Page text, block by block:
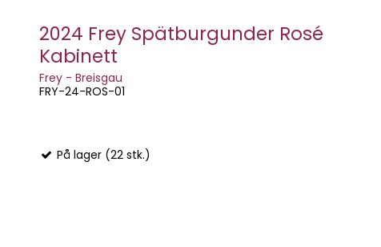
2024 Frey Spätburgunder Rosé
Kabinett
Frey - Breisgau
FRY-24-ROS-01
På lager (22 stk.)